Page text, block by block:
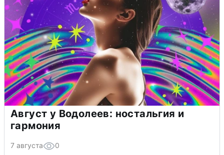
Август у Водолеев: ностальгия и
гармония
7 августа 0